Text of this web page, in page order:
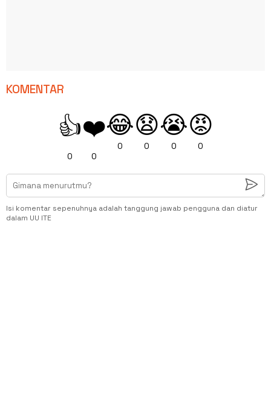
KOMENTAR
👍
0
❤️
0
😂
0
😧
0
😭
0
😡
0
Isi komentar sepenuhnya adalah tanggung jawab pengguna dan diatur
dalam UU ITE